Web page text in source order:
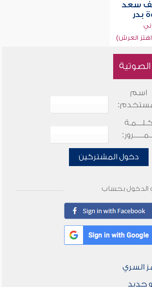
سعد
بدر
العرش)
اسم
كـلـــمـة
دخول المشتركين
الدخول بحساب
السري
جديد